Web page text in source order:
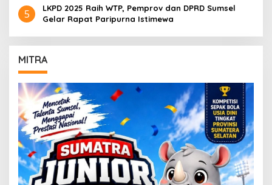
5
LKPD 2025 Raih WTP, Pemprov dan DPRD Sumsel
Gelar Rapat Paripurna Istimewa
MITRA